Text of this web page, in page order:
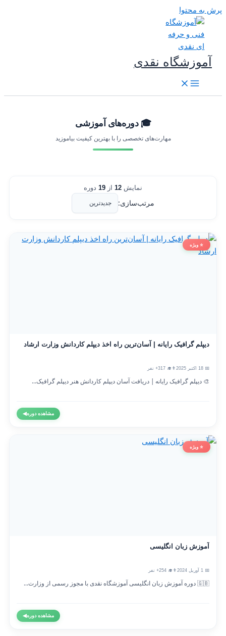
به محتوا
آموزشگاه نقدی
🎓 دوره‌های آموزشی
مهارت‌های تخصصی را با بهترین کیفیت بیاموزید
نمایش12 از 19 دوره
مرتب‌سازی:
⭐ ویژه
دیپلم گرافیک رایانه | آسان‌ترین راه اخذ دیپلم کاردانش وزارت ارشاد
👨‍🎓 317+ نفر
🎨 دیپلم گرافیک رایانه | دریافت آسان دیپلم کاردانش هنر دیپلم گرافیک...
مشاهده دوره◀
⭐ ویژه
آموزش زبان انگلیسی
👨‍🎓 254+ نفر
🇬🇧 دوره آموزش زبان انگلیسی آموزشگاه نقدی با مجوز رسمی از وزارت...
مشاهده دوره◀